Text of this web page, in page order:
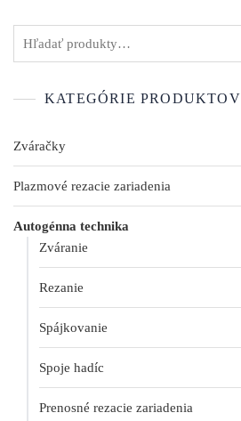
KATEGÓRIE PRODUKTOV
Zváračky
Plazmové rezacie zariadenia
Autogénna technika
Zváranie
Rezanie
Spájkovanie
Spoje hadíc
Prenosné rezacie zariadenia